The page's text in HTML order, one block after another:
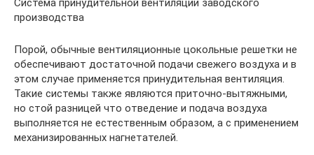
Система принудительной вентиляции заводского
производства
Порой, обычные вентиляционные цокольные решетки не
обеспечивают достаточной подачи свежего воздуха и в
этом случае применяется принудительная вентиляция.
Такие системы также являются приточно-вытяжными,
но стой разницей что отведение и подача воздуха
выполняется не естественным образом, а с применением
механизированных нагнетателей.